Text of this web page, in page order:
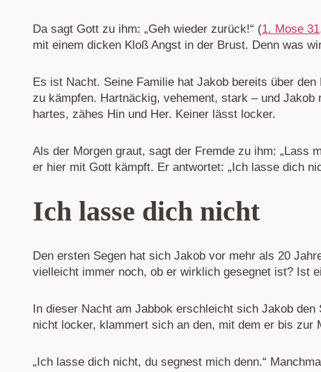
Da sagt Gott zu ihm: „Geh wieder zurück!“ (1. Mose
mit einem dicken Kloß Angst in der Brust. Denn was
Es ist Nacht. Seine Familie hat Jakob bereits über
zu kämpfen. Hartnäckig, vehement, stark – und
hartes, zähes Hin und Her. Keiner lässt locker.
Als der Morgen graut, sagt der Fremde zu ihm: „Lass
er hier mit Gott kämpft. Er antwortet: „Ich lasse dich
Ich lasse dich nicht
Den ersten Segen hat sich Jakob vor mehr als 20
vielleicht immer noch, ob er wirklich gesegnet ist? Ist
In dieser Nacht am Jabbok erschleicht sich Jakob
nicht locker, klammert sich an den, mit dem er bis zur
„Ich lasse dich nicht, du segnest mich denn.“